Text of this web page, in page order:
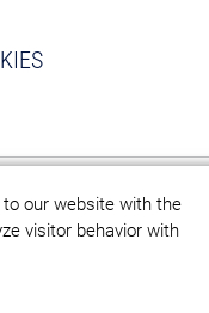
our website with the
visitor behavior with